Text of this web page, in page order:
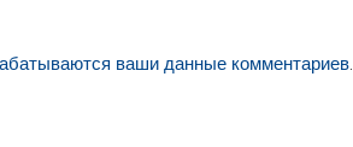
ваши данные комментариев.